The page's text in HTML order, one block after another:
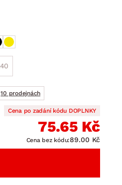
10 prodejnách
Cena po zadání kódu DOPLNKY
75.65 Kč
Cena bez kódu:89.00 Kč